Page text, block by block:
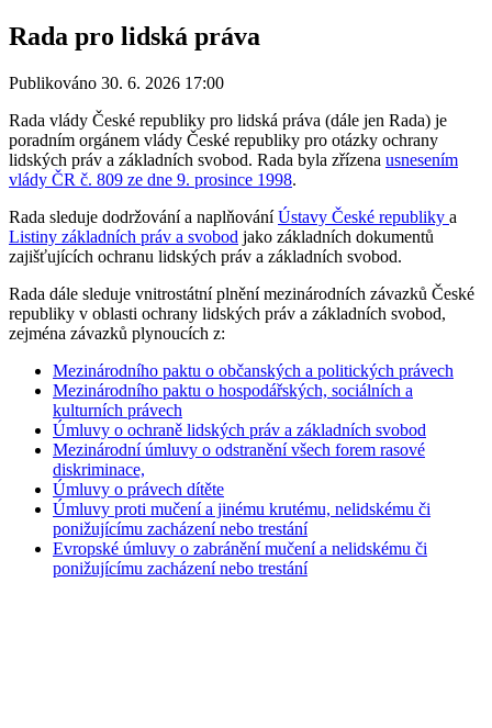
Rada pro lidská práva
Publikováno 30. 6. 2026 17:00
Rada vlády České republiky pro lidská práva (dále jen Rada) je
poradním orgánem vlády České republiky pro otázky ochrany
lidských práv a základních svobod. Rada byla zřízena usnesením
vlády ČR č. 809 ze dne 9. prosince 1998.
Rada sleduje dodržování a naplňováníÚstavy České republiky a
Listiny základních práv a svobod jako základních dokumentů
zajišťujících ochranu lidských práv a základních svobod.
Rada dále sleduje vnitrostátní plnění mezinárodních závazků České
republiky v oblasti ochrany lidských práv a základních svobod,
zejména závazků plynoucích z:
Mezinárodního paktu o občanských a politických právech
Mezinárodního paktu o hospodářských, sociálních a
kulturních právech
Úmluvy o ochraně lidských práv a základních svobod
Mezinárodní úmluvy o odstranění všech forem rasové
diskriminace,
Úmluvy o právech dítěte
Úmluvy proti mučení a jinému krutému, nelidskému či
ponižujícímu zacházení nebo trestání
Evropské úmluvy o zabránění mučení a nelidskému či
ponižujícímu zacházení nebo trestání